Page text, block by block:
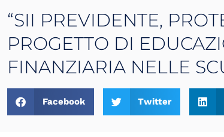
“SII PREVIDENTE,
PROGETTO DI
FINANZIARIA NELLE
Facebook Twitter